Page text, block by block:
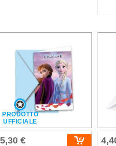
PRODOTTO
UFFICIALE
5,30 €